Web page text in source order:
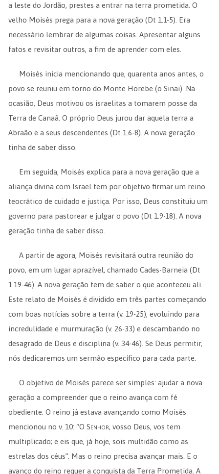
a leste do Jordão, prestes a entrar na terra prometida. O
velho Moisés prega para a nova geração (Dt 1.1-5). Era
necessário lembrar de algumas coisas. Apresentar alguns
fatos e revisitar outros, a fim de aprender com eles.
Moisés inicia mencionando que, quarenta anos antes, o
povo se reuniu em torno do Monte Horebe (o Sinai). Na
ocasião, Deus motivou os israelitas a tomarem posse da
Terra de Canaã. O próprio Deus jurou dar aquela terra a
Abraão e a seus descendentes (Dt 1.6-8). A nova geração
tinha de saber disso.
Em seguida, Moisés explica para a nova geração que a
aliança divina com Israel tem por objetivo firmar um reino
teocrático de cuidado e justiça. Por isso, Deus constituiu um
governo para pastorear e julgar o povo (Dt 1.9-18). A nova
geração tinha de saber disso.
A partir de agora, Moisés revisitará outra reunião do
povo, em um lugar aprazível, chamado Cades-Barneia (Dt
1.19-46). A nova geração tem de saber o que aconteceu ali.
Este relato de Moisés é dividido em três partes começando
com boas notícias sobre a terra (v. 19-25), evoluindo para
incredulidade e murmuração (v. 26-33) e descambando no
desagrado de Deus e disciplina (v. 34-46). Se Deus permitir,
nós dedicaremos um sermão específico para cada parte.
O objetivo de Moisés parece ser simples: ajudar a nova
geração a compreender que o reino avança com fé
obediente. O reino já estava avançando como Moisés
mencionou no v. 10: “O Senhor, vosso Deus, vos tem
multiplicado; e eis que, já hoje, sois multidão como as
estrelas dos céus”. Mas o reino precisa avançar mais. E o
avanço do reino requer a conquista da Terra Prometida. A